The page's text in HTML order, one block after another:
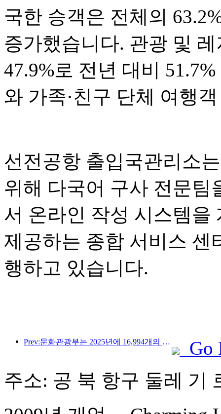
국한 승객은 전체의
증가했습니다. 관광 및
47.9%로 전년 대비
와 가족·친구 단체 여행
선전공항 출입국관리소
위해 다국어 구사 전문팀
서 온라인 작성 시스템을
제공하는 종합 서비스 센
행하고 있습니다.
Prev:문화관광부는 2025년에 16,994개의 A급 관광지에 75억 1천만 명의 관광객이 방문하여 5,544억 9천만 위안의 관광 수입을 올릴 것으로 예상한다고 발표했습니다.
Go
주소: 공 북 항구 둘레 기